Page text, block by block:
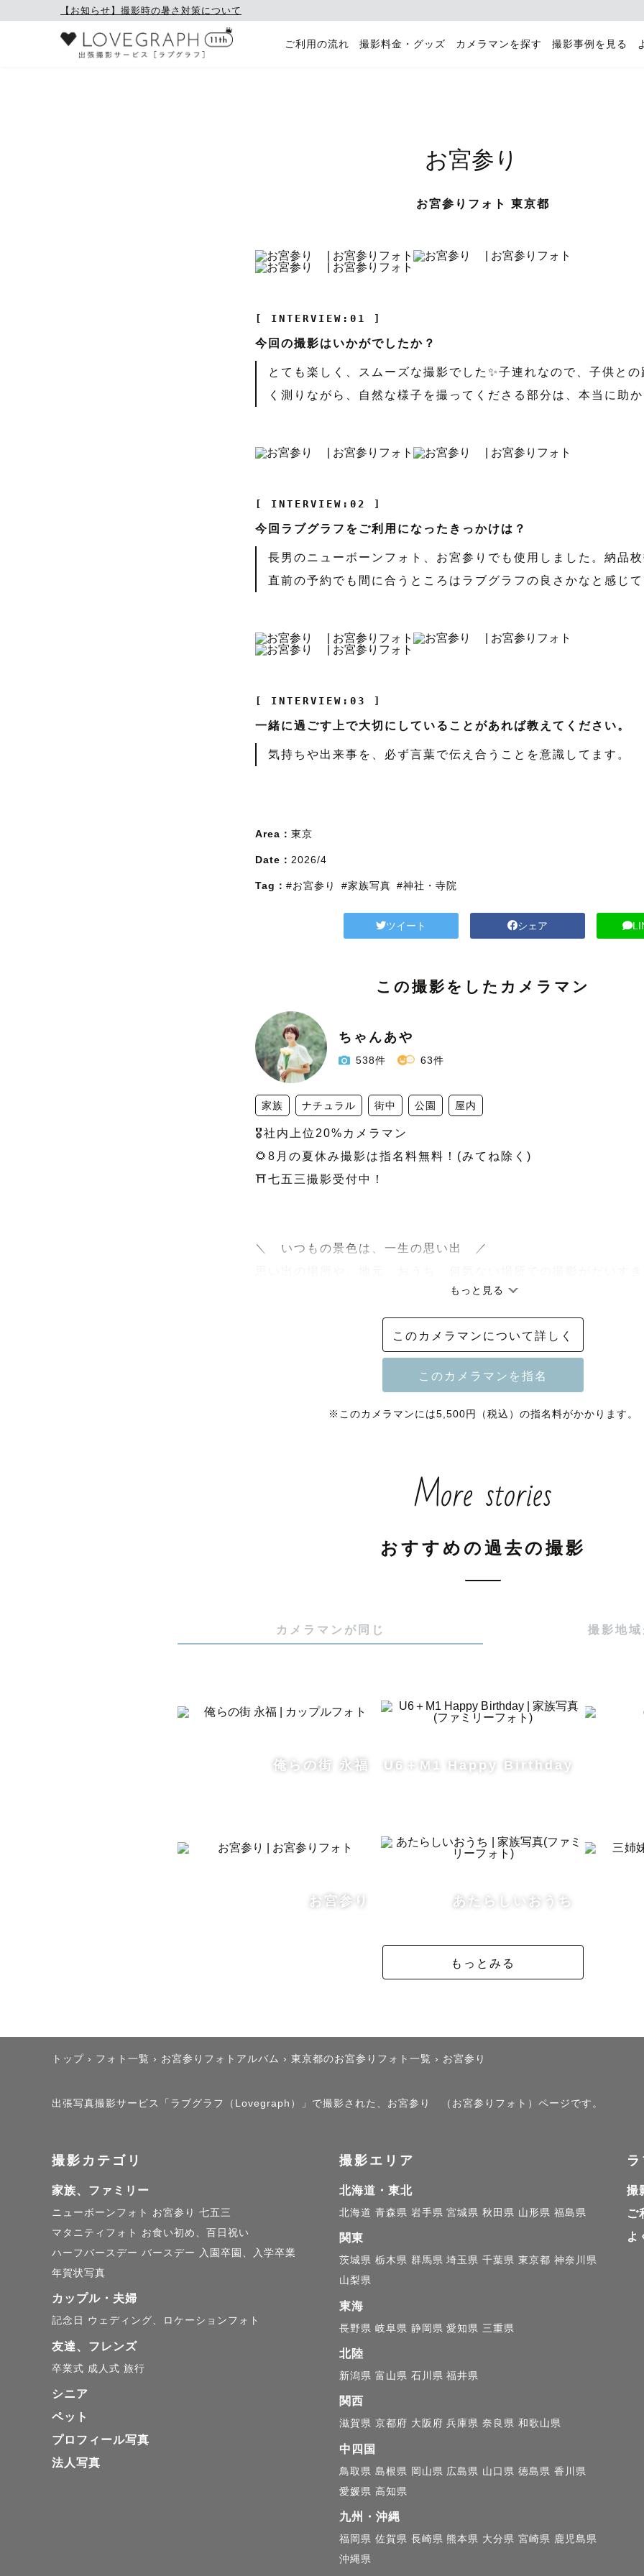
【お知らせ】撮影時の暑さ対策について
ご利用の流れ 撮影料金・グッズ カメラマンを探す 撮影事例を見る
お宮参り
お宮参りフォト 東京都
[ INTERVIEW:01 ]
今回の撮影はいかがでしたか？
とても楽しく、スムーズな撮影でした✨子連れなので、子供との
く測りながら、自然な様子を撮ってくださる部分は、本当に助か
[ INTERVIEW:02 ]
今回ラブグラフをご利用になったきっかけは？
長男のニューボーンフォト、お宮参りでも使用しました。納品枚
直前の予約でも間に合うところはラブグラフの良さかなと感じて
[ INTERVIEW:03 ]
一緒に過ごす上で大切にしていることがあれば教えてください。
気持ちや出来事を、必ず言葉で伝え合うことを意識してます。
Area： 東京
Date： 2026/4
Tag： #お宮参り #家族写真 #神社・寺院
ツイート シェア
この撮影をしたカメラマン
ちゃんあや
538件 63件
家族 ナチュラル 街中 公園 屋内
🎖️社内上位20%カメラマン
🌻8月の夏休み撮影は指名料無料！(みてね除く)
⛩️七五三撮影受付中！
＼　いつもの景色は、一生の思い出　／
⚠️ご依頼の前にページ内の🚨マークを必ずご確認ください。
🍼Lovegraphナチュラルニューボーン認定カメラマン
🥵猛暑日、酷暑日の屋外撮影は大変危険です！時間調整にご協力く
【7:00~8:00、16:00〜19:00の間で】開始をお願いしております
産着の中は大変蒸します。一番暑いのはお子様です。生後3ヶ月頃
8月平日△土日△
10月平日◎土日△
📍指名料について
時期やご予約のタイミングによって変動いたします。
ご予約いただいたタイミングに合わせた指名料となります。
キャンセルいただいても、元の指名料が適応となります。
＼割引キャンペーン中！／
【 8/31までの撮影 】を【 ラブグラフ 】からご依頼くださった方
指名料¥5,000→無料にて承ります！
※みてねは対象外
お申し込み後に変更をさせていただきます🙇🏻‍♀️
＿＿＿＿＿＿＿＿＿＿＿＿
もっと見る
このカメラマンについて詳しく
※このカメラマンには5,500円（税込）の指名料がかかります。
More stories
おすすめの過去の撮影
カメラマンが同じ 撮影地域
俺らの街 永福 U6＋M1 Happy Birthday
お宮参り あたらしいおうち
もっとみる
トップ › フォト一覧 › お宮参りフォトアルバム › 東京都のお宮参りフォト一覧 › お宮参り
出張写真撮影サービス「ラブグラフ（Lovegraph）」で撮影された、お宮参り （お宮参りフォト）ページです。
撮影カテゴリ
家族、ファミリー
ニューボーンフォト お宮参り 七五三
マタニティフォト
お食い初め、百日祝い
ハーフバースデー バースデー
入園卒園、入学卒業
年賀状写真
カップル・夫婦
記念日 ウェディング、ロケーションフォト
友達、フレンズ
卒業式 成人式 旅行
シニア
ペット
プロフィール写真
法人写真
撮影エリア
北海道・東北
北海道 青森県 岩手県 宮城県 秋田県 山形県 福島県
関東
茨城県 栃木県 群馬県 埼玉県 千葉県 東京都 神奈川県
山梨県
東海
長野県 岐阜県 静岡県 愛知県 三重県
北陸
新潟県 富山県 石川県 福井県
関西
滋賀県 京都府 大阪府 兵庫県 奈良県 和歌山県
中四国
鳥取県 島根県 岡山県 広島県 山口県 徳島県 香川県
愛媛県 高知県
九州・沖縄
福岡県 佐賀県 長崎県 熊本県 大分県 宮崎県 鹿児島県
沖縄県
撮
ご
よ